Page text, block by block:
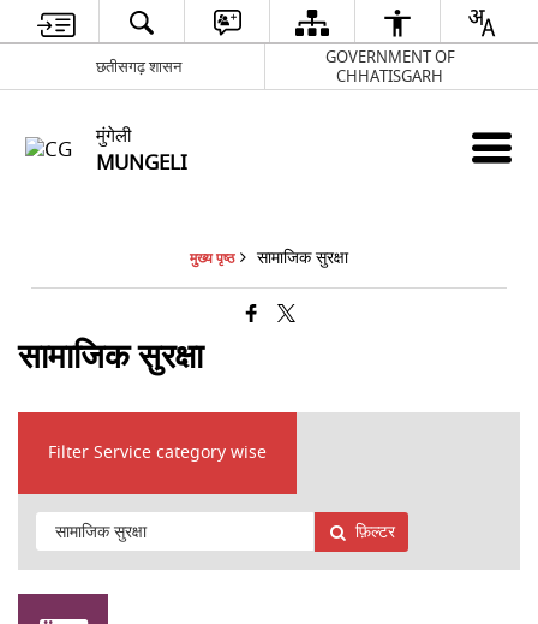
छतीसगढ़ शासन
GOVERNMENT OF
CHHATISGARH
मुंगेली
MUNGELI
मुख्य पृष्ठ सामाजिक सुरक्षा
सामाजिक सुरक्षा
Filter Service category wise
फ़िल्टर